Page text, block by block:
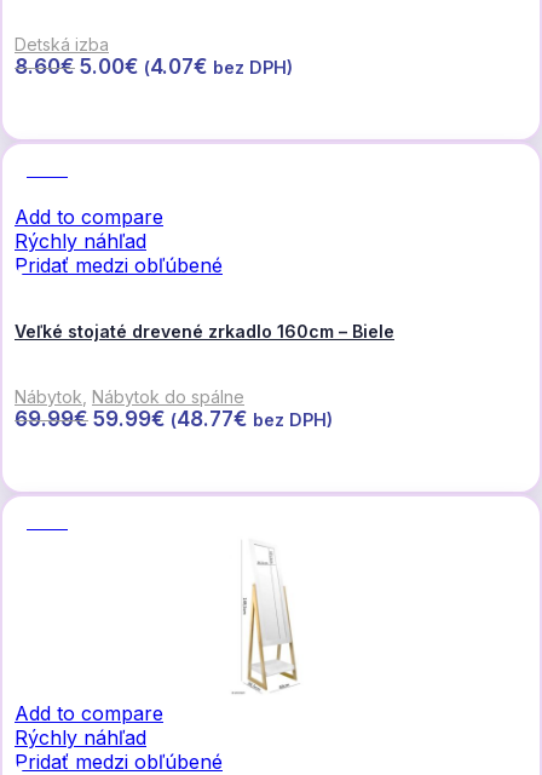
Detská izba
8.60€ Pôvodná
8.60€.
5.00€ Aktuálna
5.00€.
(4.07€ bez DPH)
Add to compare
Rýchly náhľad
Pridať medzi obľúbené
Veľké stojaté drevené zrkadlo 160cm – Biele
Nábytok Nábytok do spálne
69.99€ Pôvodná
69.99€.
59.99€ Aktuálna
59.99€.
(48.77€ bez DPH)
Add to compare
Rýchly náhľad
Pridať medzi obľúbené